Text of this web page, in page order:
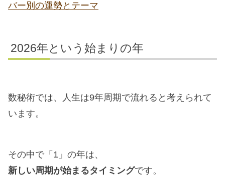
バー別の運勢とテーマ
2026年という始まりの年
数秘術では、人生は9年周期で流れると考えられて
います。
その中で「1」の年は、
新しい周期が始まるタイミングです。